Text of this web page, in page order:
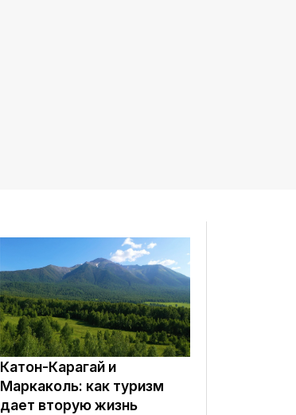
Катон-Карагай и
Маркаколь: как туризм
дает вторую жизнь